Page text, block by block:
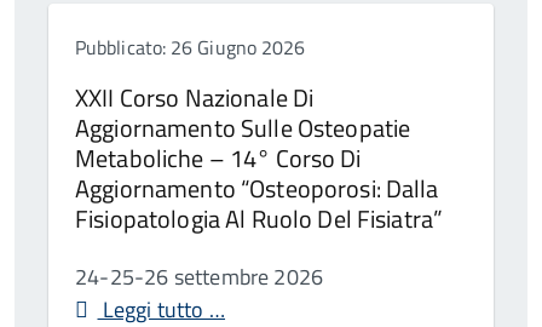
Pubblicato: 26 Giugno 2026
XXII Corso Nazionale Di
Aggiornamento Sulle Osteopatie
Metaboliche – 14° Corso Di
Aggiornamento “Osteoporosi: Dalla
Fisiopatologia Al Ruolo Del Fisiatra”
24-25-26 settembre 2026
Leggi tutto …